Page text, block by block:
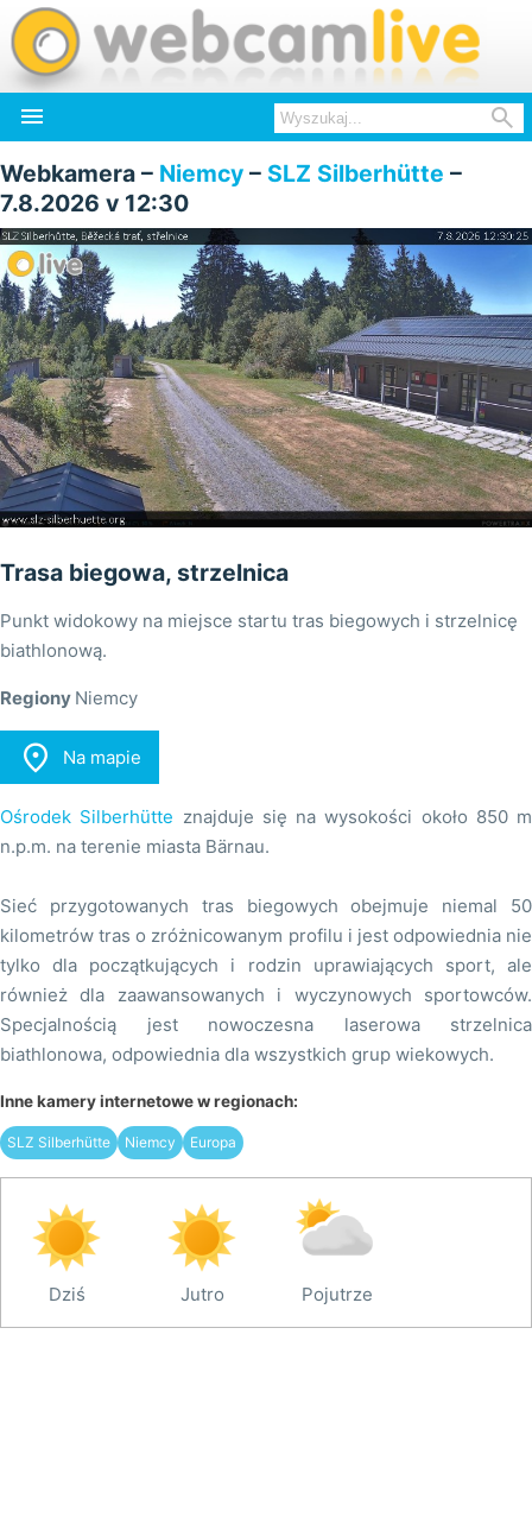
 
Webkamera – Niemcy – SLZ Silberhütte –
7.8.2026 v 12:30
Trasa biegowa, strzelnica
Punkt widokowy na miejsce startu tras biegowych i strzelnicę
biathlonową.
Regiony Niemcy
 Na mapie
Ośrodek Silberhütte znajduje się na wysokości około 850 m
n.p.m. na terenie miasta Bärnau.
Sieć przygotowanych tras biegowych obejmuje niemal 50
kilometrów tras o zróżnicowanym profilu i jest odpowiednia nie
tylko dla początkujących i rodzin uprawiających sport, ale
również dla zaawansowanych i wyczynowych sportowców.
Specjalnością jest nowoczesna laserowa strzelnica
biathlonowa, odpowiednia dla wszystkich grup wiekowych.
Inne kamery internetowe w regionach:
SLZ Silberhütte Niemcy Europa
Dziś Jutro Pojutrze